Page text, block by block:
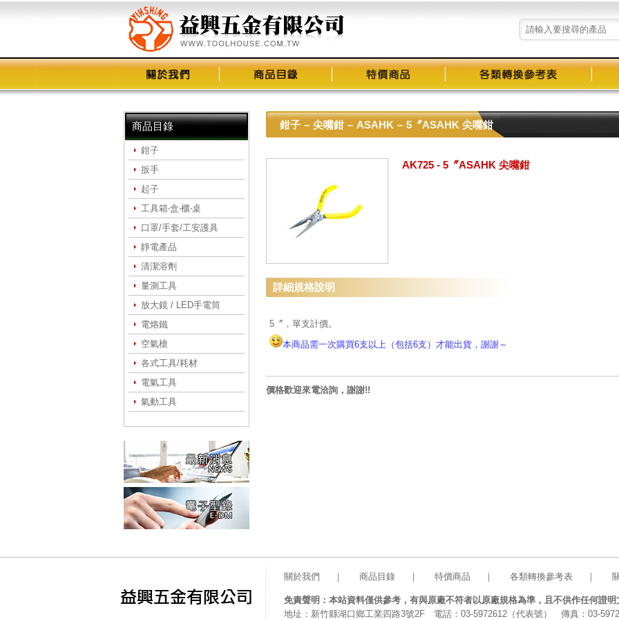
商品目錄
鉗子
扳手
起子
工具箱‧盒‧櫃‧桌
口罩/手套/工安護具
靜電產品
清潔溶劑
量測工具
放大鏡 / LED手電筒
電烙鐵
空氣槍
各式工具/耗材
電氣工具
氣動工具
鉗子 – 尖嘴鉗 – ASAHK – 5〞ASAHK 尖嘴鉗
AK725 - 5〞ASAHK 尖嘴鉗
詳細規格說明
5〞，單支計價。
本商品需一次購買6支以上（包括6支）才能出貨，謝謝～
價格歡迎來電洽詢，謝謝!!
關於我們 ｜ 商品目錄 ｜ 特價商品 ｜ 各類轉換參考表 ｜
免責聲明：本站資料僅供參考，有與原廠不符者以原廠規格為準，且不供作任何證明
地址：新竹縣湖口鄉工業四路3號2F 電話：03-5972612（代表號） 傳真：03-